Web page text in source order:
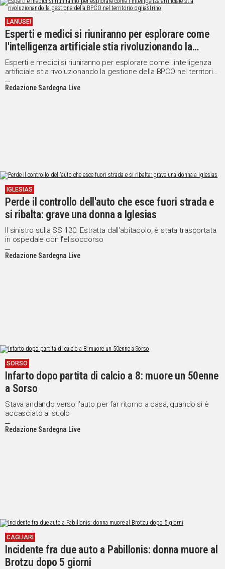
LANUSEI
Esperti e medici si riuniranno per esplorare come
l'intelligenza artificiale stia rivoluzionando la
gestione della BPCO nel territorio ogliastrino
Esperti e medici si riuniranno per esplorare come l'intelligenza
artificiale stia rivoluzionando la gestione della BPCO nel territorio
ogliastrino
Redazione Sardegna Live
IGLESIAS
Perde il controllo dell'auto che esce fuori strada e
si ribalta: grave una donna a Iglesias
Il sinistro sulla SS 130. Estratta dall'abitacolo, è stata trasportata
in ospedale con l'elisoccorso
Redazione Sardegna Live
SORSO
Infarto dopo partita di calcio a 8: muore un 50enne
a Sorso
Stava andando verso l'auto per far ritorno a casa, quando si è
accasciato al suolo
Redazione Sardegna Live
CAGLIARI
Incidente fra due auto a Pabillonis: donna muore al
Brotzu dopo 5 giorni